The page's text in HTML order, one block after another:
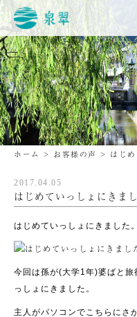
ホーム > お客様の声 > はじ
2017.04.05
はじめていっしょにきまし
はじめていっしょにきました。
今回は孫が(大学1年)婆ばと
っしょにきました。
主人がパソコンでこちらにさ